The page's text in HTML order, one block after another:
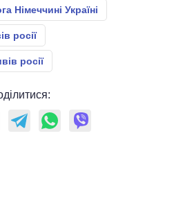
Німеччині Україні
росії
росії